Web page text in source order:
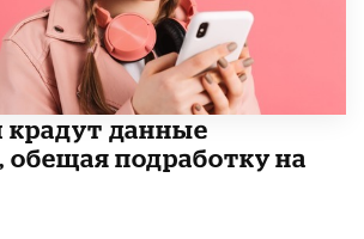
данные
обещая подработку на